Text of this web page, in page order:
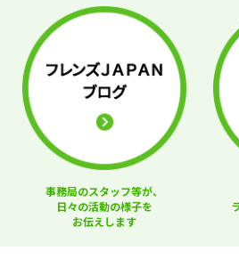
事務局のスタッフ等が、
日々の活動の様子を
お伝えします